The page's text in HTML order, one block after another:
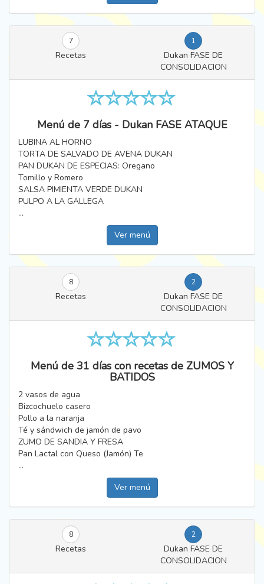
7 1
Recetas
Dukan FASE DE
CONSOLIDACION
Menú de 7 días - Dukan FASE ATAQUE
LUBINA AL HORNO
TORTA DE SALVADO DE AVENA DUKAN
PAN DUKAN DE ESPECIAS: Oregano
Tomillo y Romero
SALSA PIMIENTA VERDE DUKAN
PULPO A LA GALLEGA
...
Ver menú
8 2
Recetas
Dukan FASE DE
CONSOLIDACION
Menú de 31 días con recetas de ZUMOS Y
BATIDOS
2 vasos de agua
Bizcochuelo casero
Pollo a la naranja
Té y sándwich de jamón de pavo
ZUMO DE SANDIA Y FRESA
Pan Lactal con Queso (Jamón) Te
...
Ver menú
8 2
Recetas
Dukan FASE DE
CONSOLIDACION